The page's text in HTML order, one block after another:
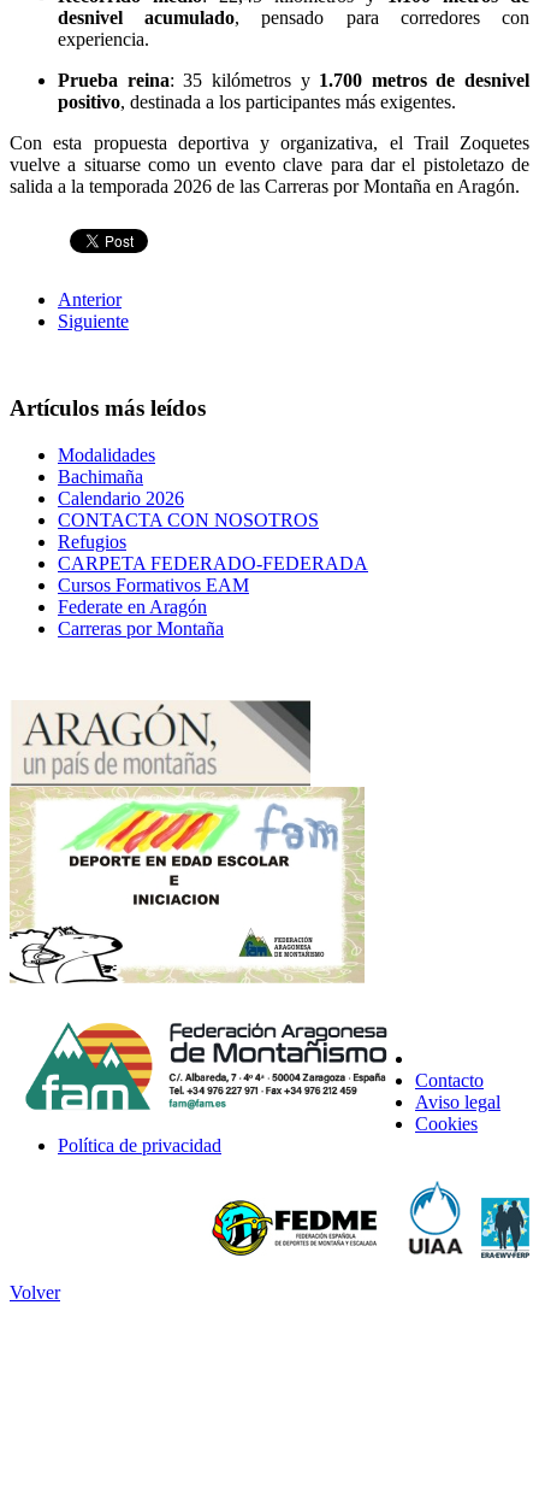
desnivel acumulado, pensado para corredores con
experiencia.
Prueba reina: 35 kilómetros y 1.700 metros de desnivel
positivo, destinada a los participantes más exigentes.
Con esta propuesta deportiva y organizativa, el Trail Zoquetes
vuelve a situarse como un evento clave para dar el pistoletazo de
salida a la temporada 2026 de las Carreras por Montaña en Aragón.
Anterior
Siguiente
Artículos más leídos
Modalidades
Bachimaña
Calendario 2026
CONTACTA CON NOSOTROS
Refugios
CARPETA FEDERADO-FEDERADA
Cursos Formativos EAM
Federate en Aragón
Carreras por Montaña
Contacto
Aviso legal
Cookies
Política de privacidad
Volver